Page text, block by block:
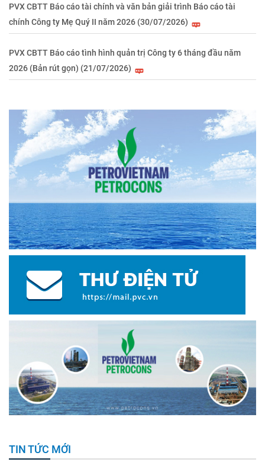
PVX CBTT Báo cáo tài chính và văn bản giải trình Báo cáo tài
chính Công ty Mẹ Quý II năm 2026 (30/07/2026)
PVX CBTT Báo cáo tình hình quản trị Công ty 6 tháng đầu năm
2026 (Bản rút gọn) (21/07/2026)
TIN TỨC MỚI